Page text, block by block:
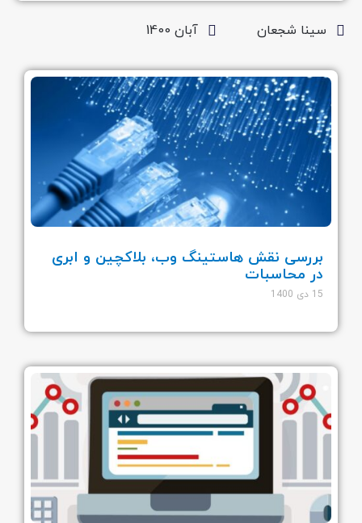
سینا شجعان آبان 1400
بررسی نقش هاستینگ وب، بلاکچین و ابری
در محاسبات
15 دی 1400